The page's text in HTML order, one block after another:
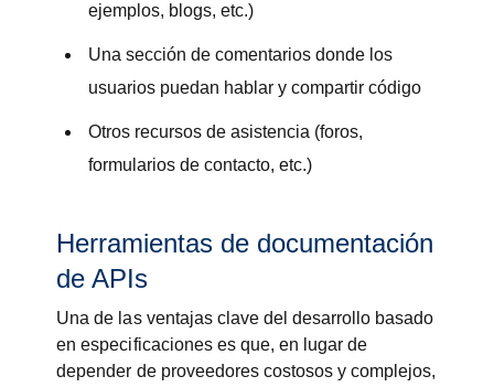
ejemplos, blogs, etc.)
Una sección de comentarios donde los
usuarios puedan hablar y compartir código
Otros recursos de asistencia (foros,
formularios de contacto, etc.)
Herramientas de documentación
de APIs
Una de las ventajas clave del desarrollo basado
en especificaciones es que, en lugar de
depender de proveedores costosos y complejos,